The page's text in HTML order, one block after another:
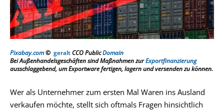
Pixabay.com© geraltCCO PublicDomain
Bei Außenhandelsgeschäften sind Maßnahmen zurExportfinanzierung
ausschlaggebend, um Exportware fertigen, lagern und versenden zu können.
Wer als Unternehmer zum ersten Mal Waren ins Ausland
verkaufen möchte, stellt sich oftmals Fragen hinsichtlich